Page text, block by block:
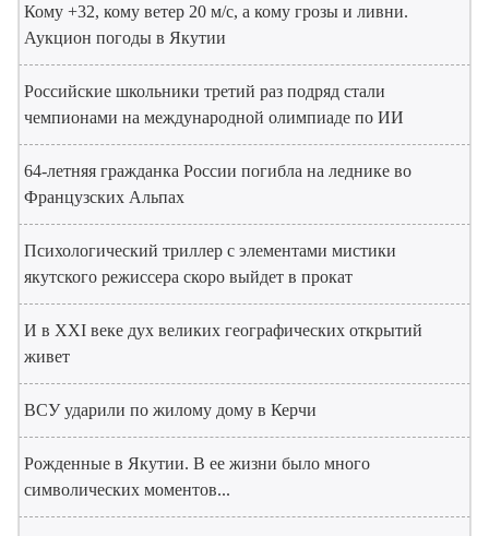
Кому +32, кому ветер 20 м/с, а кому грозы и ливни.
Аукцион погоды в Якутии
Российские школьники третий раз подряд стали
чемпионами на международной олимпиаде по ИИ
64-летняя гражданка России погибла на леднике во
Французских Альпах
Психологический триллер с элементами мистики
якутского режиссера скоро выйдет в прокат
И в XXI веке дух великих географических открытий
живет
ВСУ ударили по жилому дому в Керчи
Рожденные в Якутии. В ее жизни было много
символических моментов...